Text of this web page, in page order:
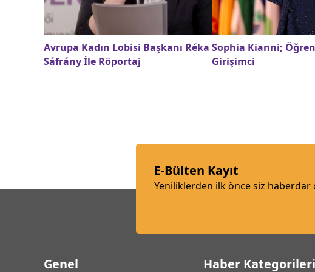
Avrupa Kadın Lobisi Başkanı Réka
Sáfrány İle Röportaj
Sophia Kianni;
Girişimci
E-Bülten Kayıt
Yeniliklerden ilk önce siz haberdar
Genel Haber Kategorileri